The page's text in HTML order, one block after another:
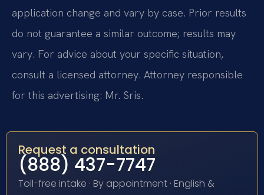
application change and vary by case. Prior results
do not guarantee a similar outcome; results may
vary. For advice about your specific situation,
consult a licensed attorney. Attorney responsible
for this advertising: Mr. Sris.
Request a consultation
(888) 437-7747
Toll-free intake · By appointment · English &